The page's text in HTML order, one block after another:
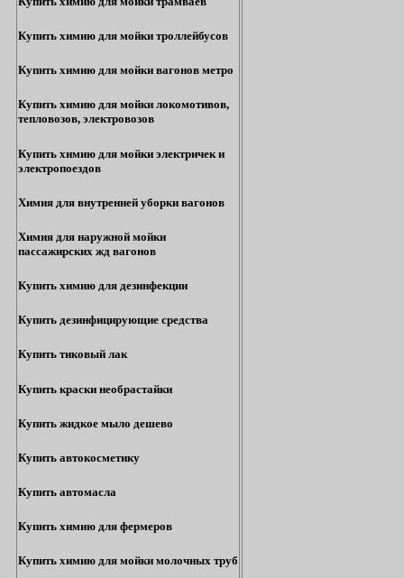
Купить химию для мойки троллейбусов
Купить химию для мойки вагонов метро
Купить химию для мойки локомотивов,
тепловозов, электровозов
Купить химию для мойки электричек и
электропоездов
Химия для внутренней уборки вагонов
Химия для наружной мойки
пассажирских жд вагонов
Купить химию для дезинфекции
Купить дезинфицирующие средства
Купить тиковый лак
Купить краски необрастайки
Купить жидкое мыло дешево
Купить автокосметику
Купить автомасла
Купить химию для фермеров
Купить химию для мойки молочных труб